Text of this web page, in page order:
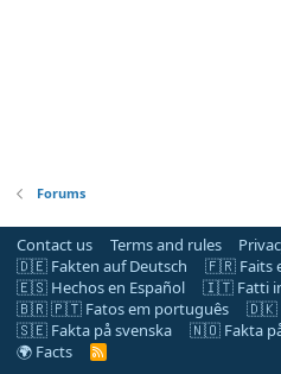
Forums
Contact us Terms and rules
🇩🇪 Fakten auf Deutsch
🇫🇷 Faits
🇪🇸 Hechos en Español
🇮🇹 Fatti
🇧🇷 🇵🇹 Fatos em português
🇩🇰
🇸🇪 Fakta på svenska
🇳🇴 Fakta
🌍 Facts
R